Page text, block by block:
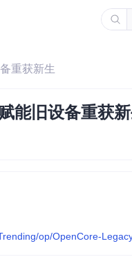
重获新生
能旧设备重获
op/OpenCore-